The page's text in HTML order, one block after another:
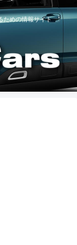
ための情報サイト